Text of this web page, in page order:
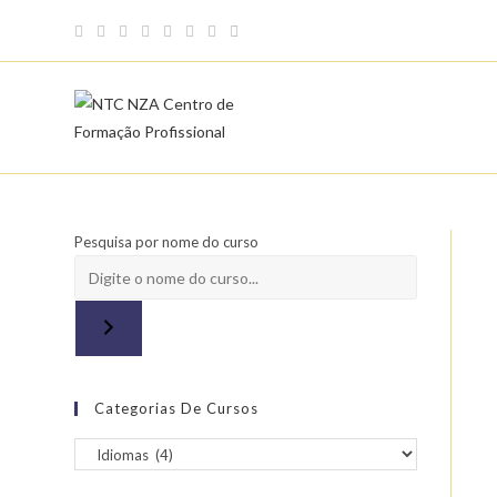
content
Pesquisa por nome do curso
Categorias De Cursos